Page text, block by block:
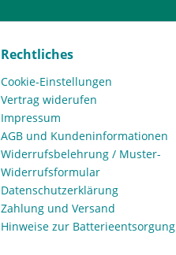
Rechtliches
Cookie-Einstellungen
Vertrag widerufen
Impressum
AGB und Kundeninformationen
Widerrufsbelehrung / Muster-
Widerrufsformular
Datenschutzerklärung
Zahlung und Versand
Hinweise zur Batterieentsorgung